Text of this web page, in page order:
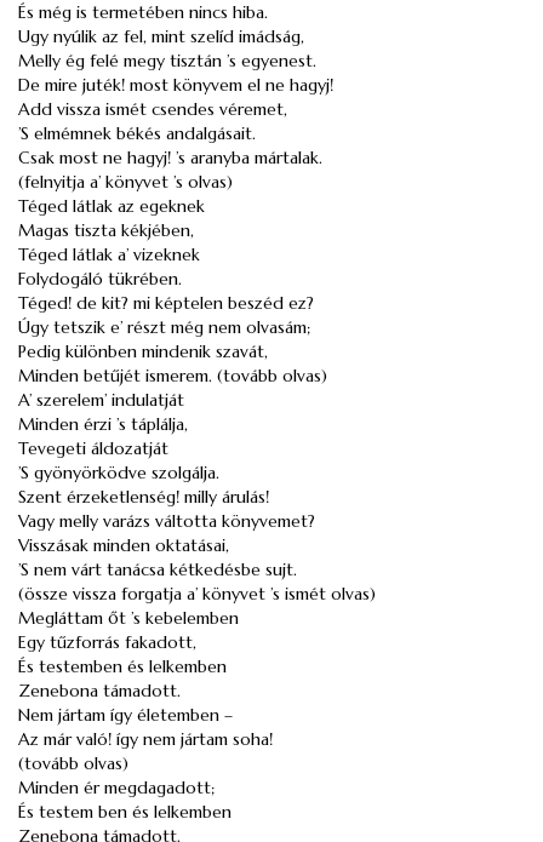
És még is termetében nincs hiba.
Ugy nyúlik az fel, mint szelíd imádság,
Melly ég felé megy tisztán ’s egyenest.
De mire juték! most könyvem el ne hagyj!
Add vissza ismét csendes véremet,
’S elmémnek békés andalgásait.
Csak most ne hagyj! ’s aranyba mártalak.
(felnyitja a’ könyvet ’s olvas)
Téged látlak az egeknek
Magas tiszta kékjében,
Téged látlak a’ vizeknek
Folydogáló tükrében.
Téged! de kit? mi képtelen beszéd ez?
Úgy tetszik e’ részt még nem olvasám;
Pedig különben mindenik szavát,
Minden betűjét ismerem. (tovább olvas)
A’ szerelem’ indulatját
Minden érzi ’s táplálja,
Tevegeti áldozatját
’S gyönyörködve szolgálja.
Szent érzeketlenség! milly árulás!
Vagy melly varázs váltotta könyvemet?
Visszásak minden oktatásai,
’S nem várt tanácsa kétkedésbe sujt.
(össze vissza forgatja a’ könyvet ’s ismét olvas)
Megláttam őt ’s kebelemben
Egy tűzforrás fakadott,
És testemben és lelkemben
Zenebona támadott.
Nem jártam így életemben –
Az már való! így nem jártam soha!
(tovább olvas)
Minden ér megdagadott;
És testem ben és lelkemben
Zenebona támadott.